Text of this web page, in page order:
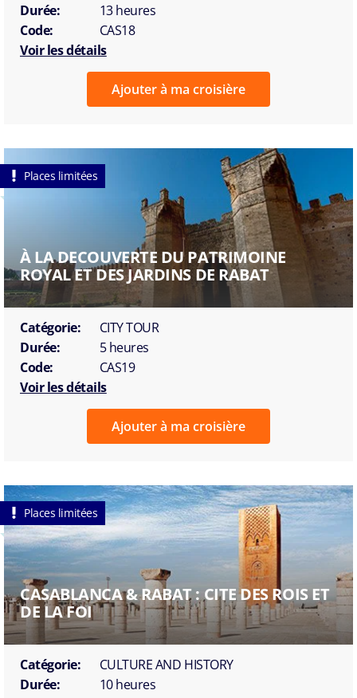
Durée:
13 heures
Code:
CAS18
Voir les détails
Ajouter à ma croisière
Places limitées
À LA DECOUVERTE DU PATRIMOINE
ROYAL ET DES JARDINS DE RABAT
Catégorie:
CITY TOUR
Durée:
5 heures
Code:
CAS19
Voir les détails
Ajouter à ma croisière
Places limitées
CASABLANCA & RABAT : CITE DES ROIS ET
DE LA FOI
Catégorie:
CULTURE AND HISTORY
Durée:
10 heures